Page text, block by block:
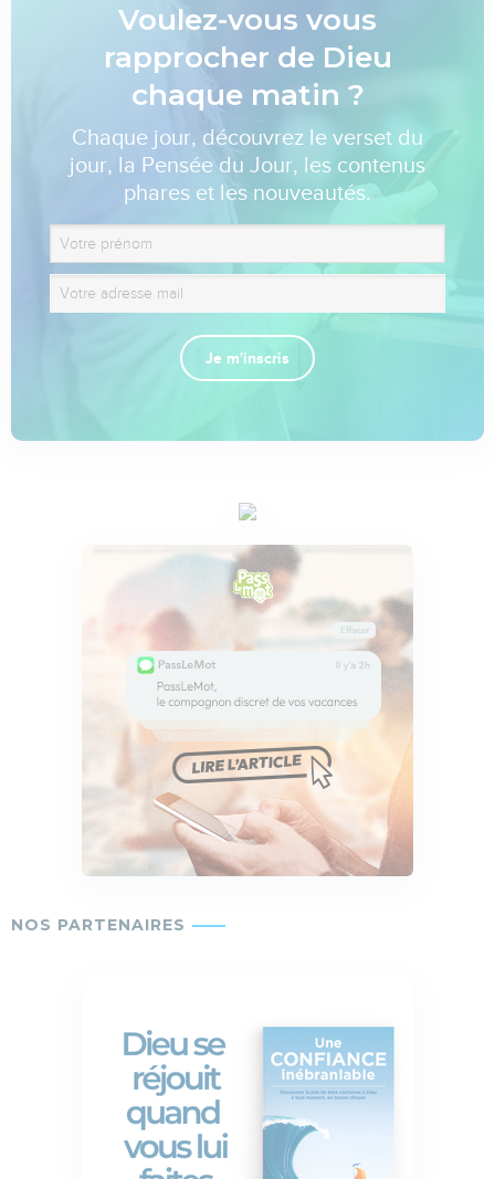
Voulez-vous vous
rapprocher de Dieu
chaque matin ?
Chaque jour, découvrez le verset du
jour, la Pensée du Jour, les contenus
phares et les nouveautés.
Je m'inscris